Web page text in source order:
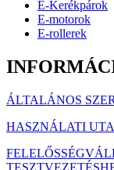
E-Kerékpárok
E-motorok
E-rollerek
ÁLTALÁNOS
HASZNÁLATI